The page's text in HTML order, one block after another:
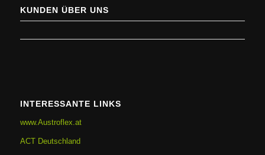
KUNDEN ÜBER UNS
INTERESSANTE LINKS
www.Austroflex.at
ACT Deutschland